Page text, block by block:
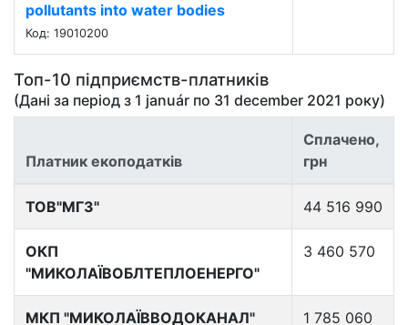
pollutants into water bodies
Код: 19010200
Топ-10 підприємств-платників
(Дані за період з 1 január по 31 december 2021 року)
Платник екоподатків
Сплачено,
грн
ТОВ"МГЗ" 44 516 990
ОКП
"МИКОЛАЇВОБЛТЕПЛОЕНЕРГО"
3 460 570
МКП "МИКОЛАЇВВОДОКАНАЛ" 1 785 060